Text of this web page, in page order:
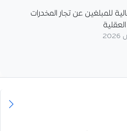
للمبلغين عن تجار المخدرات